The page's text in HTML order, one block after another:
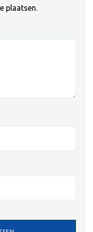
plaatsen.